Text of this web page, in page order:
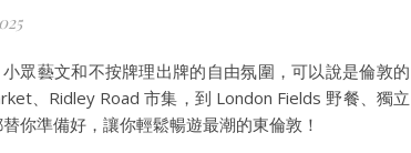
眾藝文和不按牌理出牌的自由氛圍，可以說是倫敦的
、Ridley Road 市集，到 London Fields 野餐、獨立
你準備好，讓你輕鬆暢遊最潮的東倫敦！